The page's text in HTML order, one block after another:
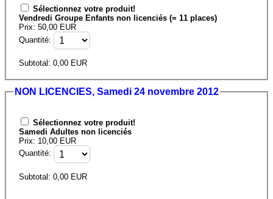
Sélectionnez votre produit!
Vendredi Groupe Enfants non licenciés (= 11 places)
Prix: 50,00 EUR
Quantité:
Subtotal: 0,00 EUR
NON LICENCIES, Samedi 24 novembre 2012
Sélectionnez votre produit!
Samedi Adultes non licenciés
Prix: 10,00 EUR
Quantité:
Subtotal: 0,00 EUR